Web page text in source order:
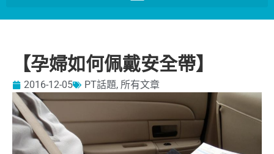
【孕婦如何佩戴安全帶】
2016-12-05 PT話題, 所有文章